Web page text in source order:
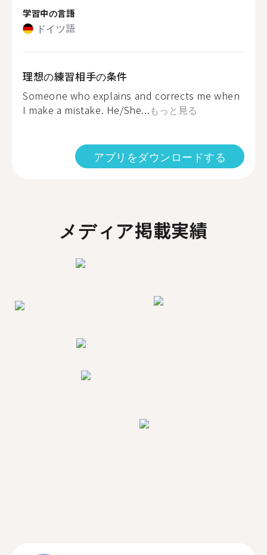
学習中の言語
ドイツ語
理想の練習相手の条件
Someone who explains and corrects me when
I make a mistake. He/She...もっと見る
アプリをダウンロードする
メディア掲載実績